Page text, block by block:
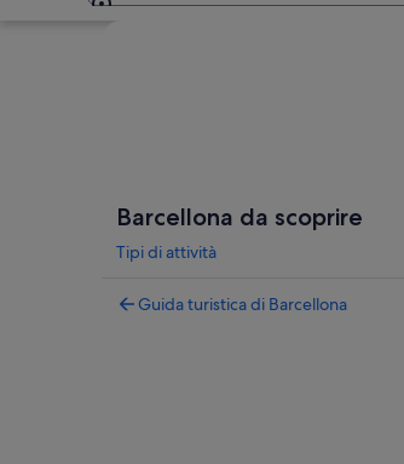
Barcellona da scoprire
Tipi di attività
Guida turistica di Barcellona